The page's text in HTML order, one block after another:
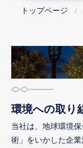
トップページ
環境への取り
当社は、地球環境
術」をいかした企